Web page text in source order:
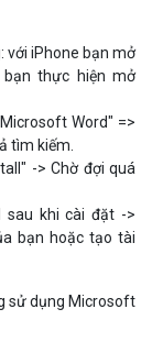
với iPhone bạn mở
thực hiện mở
Word" =>
tìm kiếm.
-> Chờ đợi quá
sau khi cài đặt ->
bạn hoặc tạo tài
sử dụng Microsoft